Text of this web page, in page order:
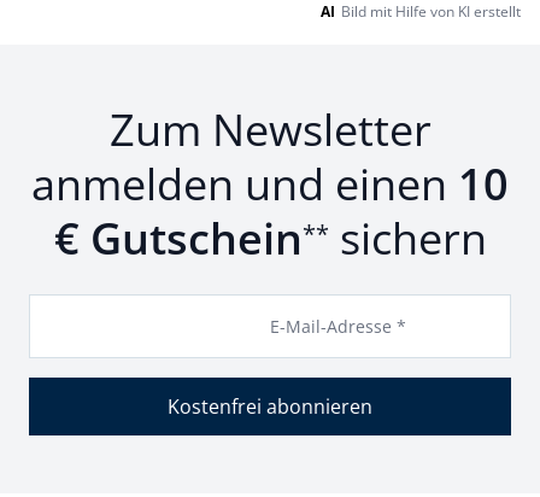
AI Bild mit Hilfe von KI erstellt
Zum Newsletter
anmelden und einen 10
€ Gutschein** sichern
E-Mail-Adresse *
Kostenfrei abonnieren